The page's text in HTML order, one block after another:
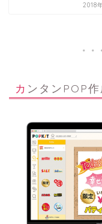
2018
カンタンPOP